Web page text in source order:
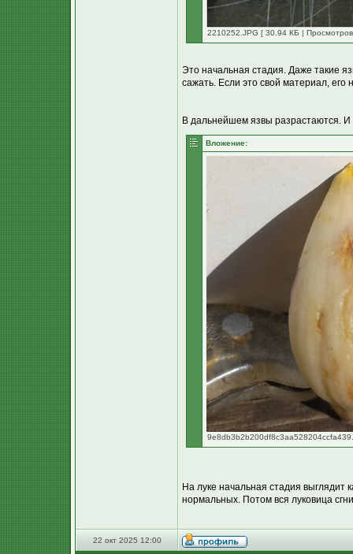
2210252.JPG [ 30.94 КБ |
Это начальная стадия. Даже такие
сажать. Если это свой материал, его
В дальнейшем язвы разрастаются. И
Вложение:
На луке начальная стадия выглядит
нормальных. Потом вся луковица
22 окт 2025 12:00